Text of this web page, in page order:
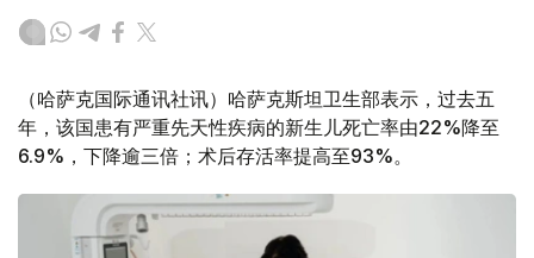
（哈萨克国际通讯社讯）哈萨克斯坦卫生部表示，过去五
年，该国患有严重先天性疾病的新生儿死亡率由22%降至
6.9%，下降逾三倍；术后存活率提高至93%。